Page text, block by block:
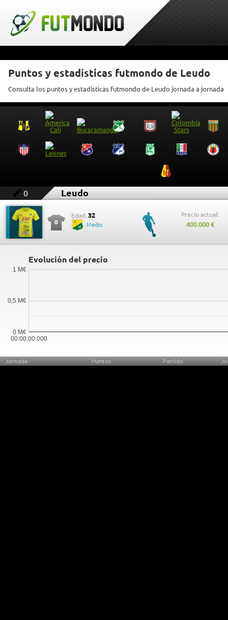
Puntos y estadísticas futmondo de Leudo
Consulta los puntos y estadísticas futmondo de Leudo jornada a jornada
0 Leudo
0
Edad: 32
Medio
Precio actual:
400.000 €
Evolución del precio
00:00:00.000
0 M€
0,5 M€
1 M€
Jornada Puntos Partido